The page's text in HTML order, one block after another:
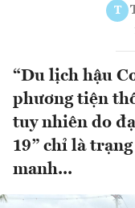
T
“Du lịch hậu
phương tiện
tuy nhiên do
19” chỉ là
manh...